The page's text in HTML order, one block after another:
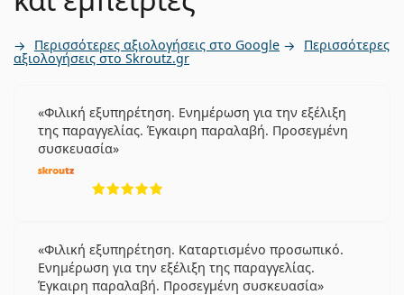
Περισσότερες αξιολογήσεις στο Google Περισσότερες
αξιολογήσεις στο Skroutz.gr
Φιλική εξυπηρέτηση. Ενημέρωση για την εξέλιξη
της παραγγελίας. Έγκαιρη παραλαβή. Προσεγμένη
συσκευασία
Φιλική εξυπηρέτηση. Καταρτισμένο προσωπικό.
Ενημέρωση για την εξέλιξη της παραγγελίας.
Έγκαιρη παραλαβή. Προσεγμένη συσκευασία